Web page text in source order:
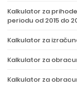
Kalkulator za
periodu od 2015 do
Kalkulator za
Kalkulator za
Kalkulator za